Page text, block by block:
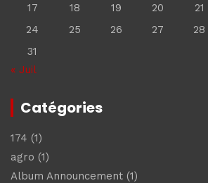
17
18 19 20 21
24
25 26 27 28
31
« Juil
Catégories
174 (1)
agro (1)
Album Announcement (1)